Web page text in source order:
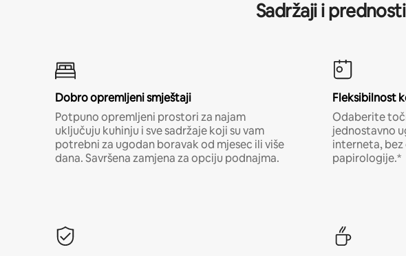
Sadržaji i
Dobro opremljeni smještaji
Potpuno opremljeni prostori za najam
uključuju kuhinju i sve sadržaje koji su vam
potrebni za ugodan boravak od mjesec ili više
dana. Savršena zamjena za opciju podnajma.
Fleksibilnost
Odaberite
jednostavno
interneta,
papirologije.*